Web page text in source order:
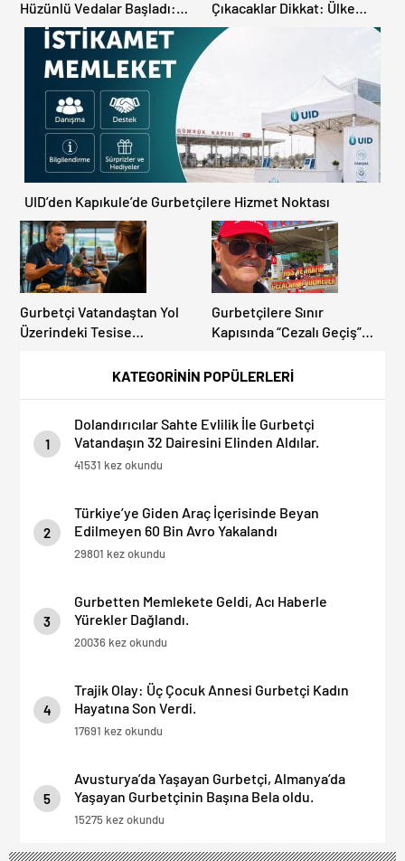
KATEGORİNİN POPÜLERLERİ
1
Dolandırıcılar Sahte Evlilik İle Gurbetçi
Vatandaşın 32 Dairesini Elinden Aldılar.
41531 kez okundu
2
Türkiye’ye Giden Araç İçerisinde Beyan
Edilmeyen 60 Bin Avro Yakalandı
29801 kez okundu
3
Gurbetten Memlekete Geldi, Acı Haberle
Yürekler Dağlandı.
20036 kez okundu
4
Trajik Olay: Üç Çocuk Annesi Gurbetçi Kadın
Hayatına Son Verdi.
17691 kez okundu
5
Avusturya’da Yaşayan Gurbetçi, Almanya’da
Yaşayan Gurbetçinin Başına Bela oldu.
15275 kez okundu
Hüzünlü Vedalar Başladı:
Kapıkule’de Yoğunluk
Artıyor!
Çıkacaklar Dikkat: Ülke
Ülke Güncel Trafik Kuralları,
Avrupa Otoyol Hız Limitleri
UID’den Kapıkule’de Gurbetçilere Hizmet Noktası
Gurbetçi Vatandaştan Yol
Üzerindeki Tesise
“Hesabınızı Mutlaka Kontrol
Gurbetçilere Sınır
Kapısında “Cezalı Geçiş”
Dışına Çıkamıyor!